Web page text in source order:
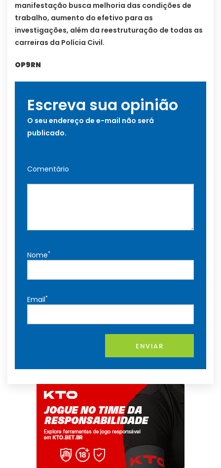
manifestação busca melhoria das condições de
trabalho, aumento do efetivo para as
investigações, além da reestruturação de todas as
carreiras da Polícia Civil.
OP9RN
Escreva sua opinião
O seu endereço de e-mail não será
publicado.
Comentário
Nome*
Email*
ENVIAR